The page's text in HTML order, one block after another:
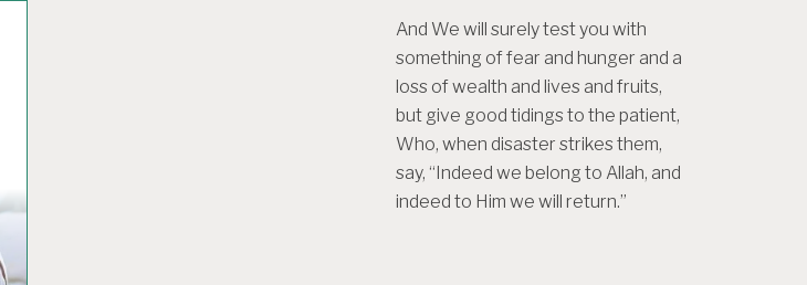
And We will surely test you with
something of fear and hunger and a
loss of wealth and lives and fruits,
but give good tidings to the patient,
Who, when disaster strikes them,
say, “Indeed we belong to Allah, and
indeed to Him we will return.”